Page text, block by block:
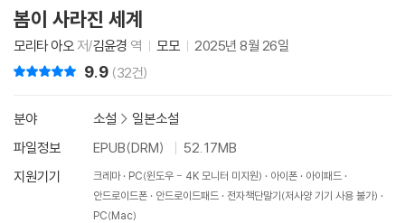
봄이 사라진 세계
모리타 아오 저/김윤경 역 모모 2025년 8월 26일
9.9 (32건)
분야 소설 > 일본소설
파일정보
EPUB(DRM)
52.17MB
지원기기
크레마 PC(윈도우 - 4K 모니터 미지원) 아이폰
아이패드
안드로이드폰
안드로이드패드
전자책단말기(저사양 기기 사용 불가)
PC(Mac)